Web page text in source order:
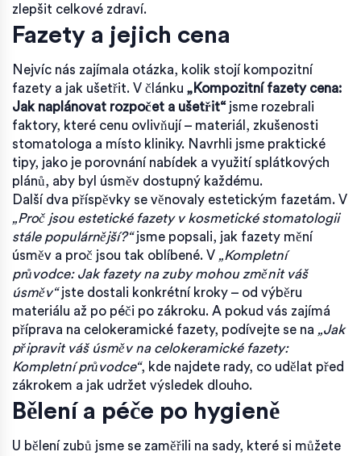
zlepšit celkové zdraví.
Fazety a jejich cena
Nejvíc nás zajímala otázka, kolik stojí kompozitní
fazety a jak ušetřit. V článku „Kompozitní fazety cena:
Jak naplánovat rozpočet a ušetřit“jsme rozebrali
faktory, které cenu ovlivňují – materiál, zkušenosti
stomatologa a místo kliniky. Navrhli jsme praktické
tipy, jako je porovnání nabídek a využití splátkových
plánů, aby byl úsměv dostupný každému.
Další dva příspěvky se věnovaly estetickým fazetám. V
„Proč jsou estetické fazety v kosmetické stomatologii
stále populárnější?“jsme popsali, jak fazety mění
úsměv a proč jsou tak oblíbené. V „Kompletní
průvodce: Jak fazety na zuby mohou změnit váš
úsměv“jste dostali konkrétní kroky – od výběru
materiálu až po péči po zákroku. A pokud vás zajímá
příprava na celokeramické fazety, podívejte se na „Jak
připravit váš úsměv na celokeramické fazety:
Kompletní průvodce“, kde najdete rady, co udělat před
zákrokem a jak udržet výsledek dlouho.
Bělení a péče po hygieně
U bělení zubů jsme se zaměřili na sady, které si můžete